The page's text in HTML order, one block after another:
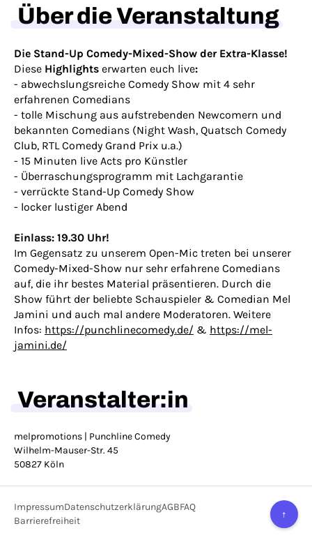
Über die Veranstaltung
Die Stand-Up Comedy-Mixed-Show der Extra-Klasse!
Diese Highlights erwarten euch live:
- abwechslungsreiche Comedy Show mit 4 sehr
erfahrenen Comedians
- tolle Mischung aus aufstrebenden Newcomern und
bekannten Comedians (Night Wash, Quatsch Comedy
Club, RTL Comedy Grand Prix u.a.)
- 15 Minuten live Acts pro Künstler
- Überraschungsprogramm mit Lachgarantie
- verrückte Stand-Up Comedy Show
- locker lustiger Abend
Einlass: 19.30 Uhr!
Im Gegensatz zu unserem Open-Mic treten bei unserer
Comedy-Mixed-Show nur sehr erfahrene Comedians
auf, die ihr bestes Material präsentieren. Durch die
Show führt der beliebte Schauspieler & Comedian Mel
Jamini und auch mal andere Moderatoren. Weitere
Infos: https://punchlinecomedy.de/ & https://mel-
jamini.de/
Veranstalter:in
melpromotions | Punchline Comedy
Wilhelm-Mauser-Str. 45
50827 Köln
ImpressumDatenschutzerklärungAGBFAQ
Barrierefreiheit
↑